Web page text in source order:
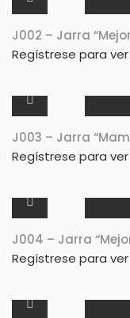
J002 – Jarra
Regístrese para
J003 – Jarra
Regístrese para
J004 – Jarra
Regístrese para